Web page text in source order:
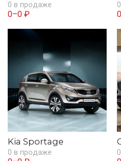
0 в продаже
0–0 ₽
Kia Sportage
0 в продаже